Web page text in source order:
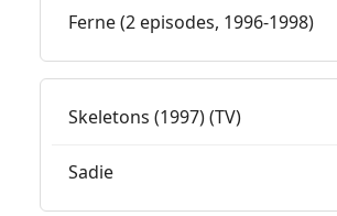
Ferne (2 episodes, 1996-1998)
Skeletons (1997) (TV)
Sadie